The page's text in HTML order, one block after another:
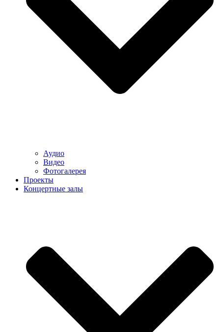
Аудио
Видео
Фотогалерея
Проекты
Концертные залы